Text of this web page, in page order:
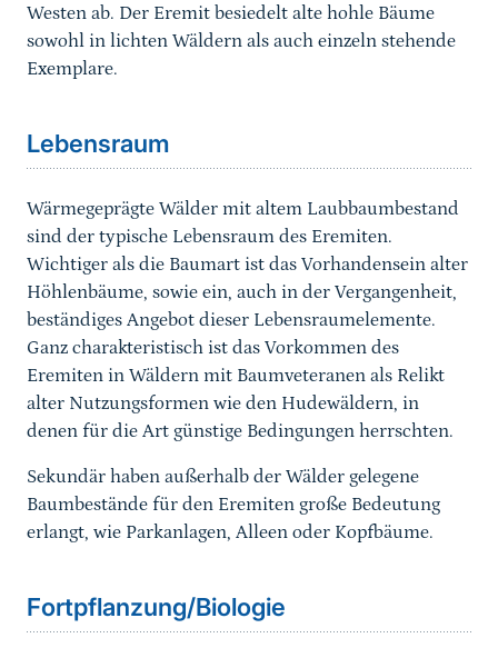
Westen ab. Der Eremit besiedelt alte hohle Bäume
sowohl in lichten Wäldern als auch einzeln stehende
Exemplare.
Sprungmarke
Lebensraum
Wärmegeprägte Wälder mit altem Laubbaumbestand
sind der typische Lebensraum des Eremiten.
Wichtiger als die Baumart ist das Vorhandensein alter
Höhlenbäume, sowie ein, auch in der Vergangenheit,
beständiges Angebot dieser Lebensraumelemente.
Ganz charakteristisch ist das Vorkommen des
Eremiten in Wäldern mit Baumveteranen als Relikt
alter Nutzungsformen wie den Hudewäldern, in
denen für die Art günstige Bedingungen herrschten.
Sekundär haben außerhalb der Wälder gelegene
Baumbestände für den Eremiten große Bedeutung
erlangt, wie Parkanlagen, Alleen oder Kopfbäume.
Sprungmarke
Fortpflanzung/Biologie